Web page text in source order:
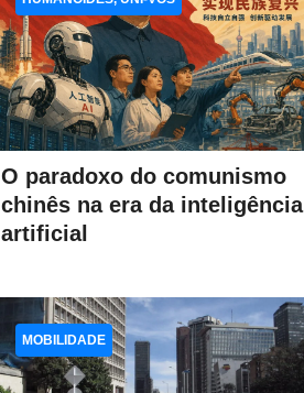
O paradoxo do comunismo
chinês na era da inteligência
artificial
MOBILIDADE